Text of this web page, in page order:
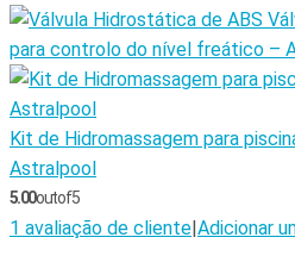
para controlo do nível freático –
Kit de Hidromassagem para
Astralpool
5.00out of 5
1 avaliação de cliente|Adicionar